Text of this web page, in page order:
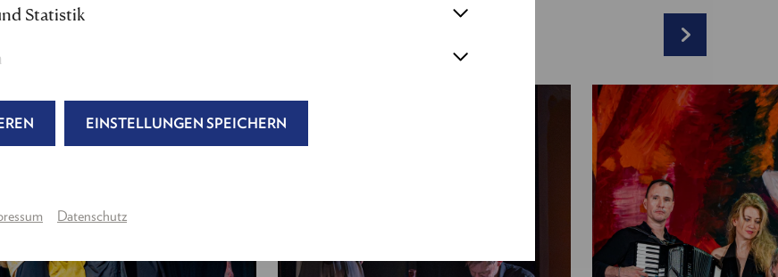
Statistik
EINSTELLUNGEN SPEICHERN
Datenschutz
Licht:Roland Müllauer
---
Julienne Pfeil
Das Wunder(auch: Herr gesetzten Alters, Dicker Herr mit Kindergesicht, Kellner, Tänzer,
(auch: Musiker, Wirt, Friseur, Brigitte, Herr im Tabakladen, Kanjak, Woitech):Oliver